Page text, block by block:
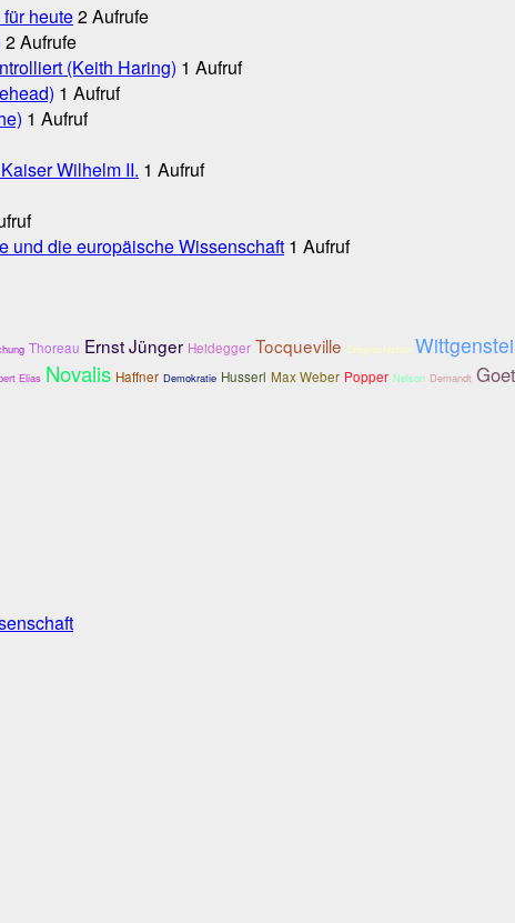
heute2 Aufrufe
2 Aufrufe
(Keith Haring) 1 Aufruf
1 Aufruf
1 Aufruf
Wilhelm II. 1 Aufruf
und die europäische Wissenschaft 1 Aufruf
Thoreau Ernst Jünger Heidegger Tocqueville Stilgeschichte
Elias Novalis Haffner Demokratie Husserl Max Weber Popper Nelson Demandt